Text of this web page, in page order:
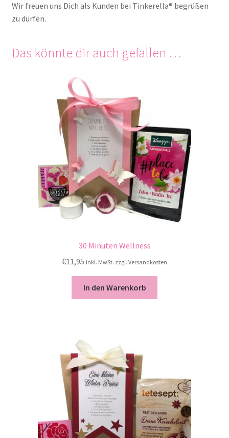
Wir freuen uns Dich als Kunden bei Tinkerella® begrüßen
zu dürfen.
Das könnte dir auch gefallen …
30 Minuten Wellness
€11,95 inkl. MwSt. zzgl. Versandkosten
In den Warenkorb